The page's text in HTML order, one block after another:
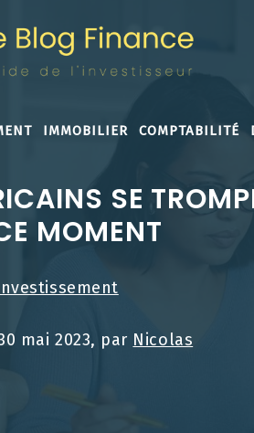
IMMOBILIER COMPTABILITÉ
SE
MOMENT
mai 2023, par Nicolas